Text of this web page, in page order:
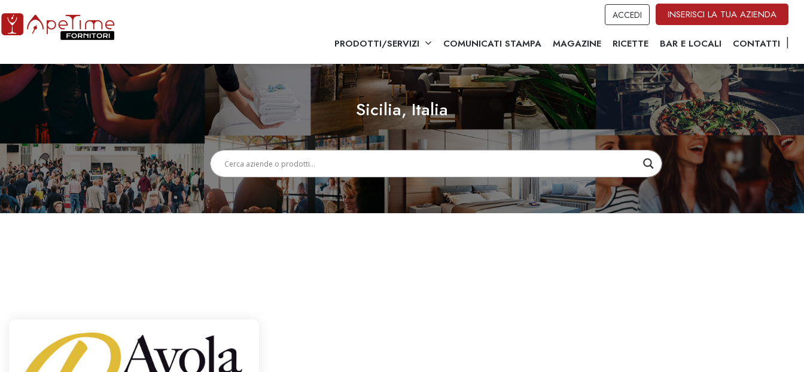
ACCEDI INSERISCI LA TUA AZIENDA
PRODOTTI/SERVIZI COMUNICATI STAMPA MAGAZINE RICETTE BAR E LOCALI CONTATTI
Sicilia, Italia